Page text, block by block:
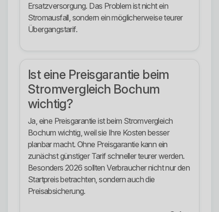
Ersatzversorgung. Das Problem ist nicht ein
Stromausfall, sondern ein möglicherweise teurer
Übergangstarif.
Ist eine Preisgarantie beim
Stromvergleich Bochum
wichtig?
Ja, eine Preisgarantie ist beim Stromvergleich
Bochum wichtig, weil sie Ihre Kosten besser
planbar macht. Ohne Preisgarantie kann ein
zunächst günstiger Tarif schneller teurer werden.
Besonders 2026 sollten Verbraucher nicht nur den
Startpreis betrachten, sondern auch die
Preisabsicherung.